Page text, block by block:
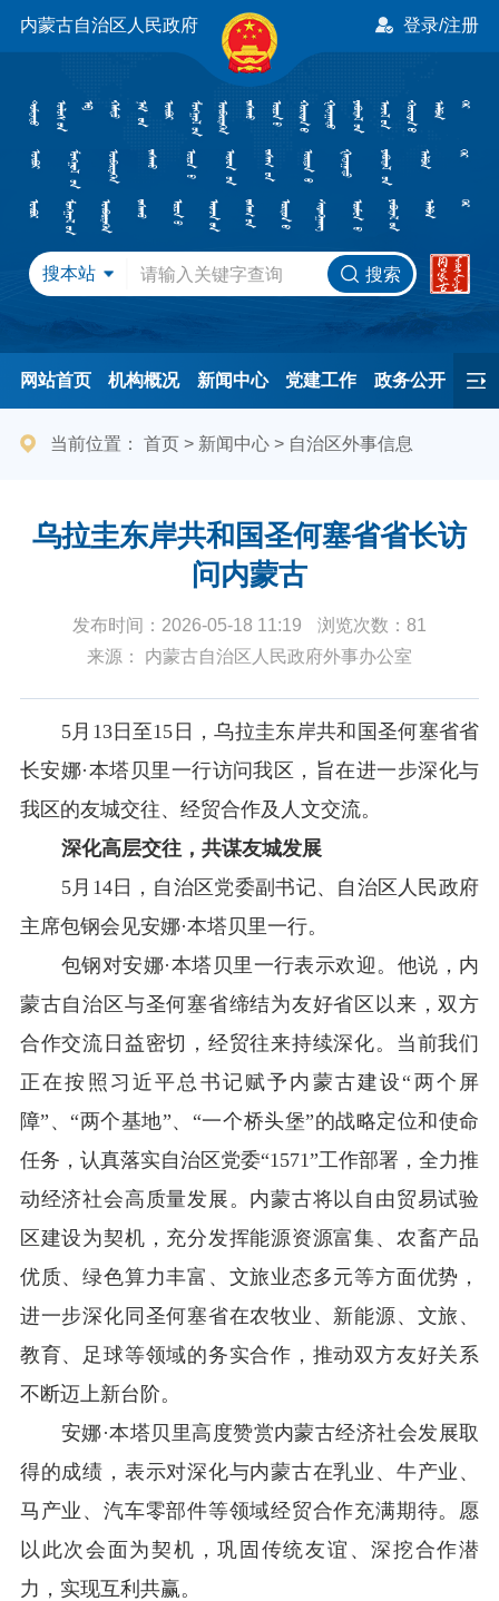
内蒙古自治区人民政府 登录/注册
搜本站 搜索
网站首页 机构概况 新闻中心 党建工作 政务公开
办事服务 民间友好 港澳事务 互动交流 专题专栏
当前位置： 首页> 新闻中心> 自治区外事信息
乌拉圭东岸共和国圣何塞省省长访
问内蒙古
发布时间：2026-05-18 11:19
浏览次数：81
来源： 内蒙古自治区人民政府外事办公室
5月 13日至15 日，乌拉圭东岸共和国圣何塞省省
长安娜·本塔贝里一行访问我区 ，旨在进一步深化与
我区的友城交往、经贸合作及人文交流。
深化高层交往，共谋友城发展
5月 14日，自治区党委副书记、自治区人民政府
主席包钢会见安娜·本塔贝里一行。
包钢对安娜·本塔贝里一行表示欢迎。他说， 内
蒙古自治区与圣何塞省缔结为友好省区以来，双方
合作交流日益密切，经贸往来持续深化。 当前我们
正在按照习近平总书记赋予内蒙古建设 “两个屏
障”、“两个基地”、“一个桥头堡”的战略定位和使命
任务，认真落实自治区党委“1571”工作部署，全力推
动经济社会高质量发展。内蒙古将以自由贸易试验
区建设为契机，充分发挥能源资源富集、农畜产品
优质、绿色算力丰富、文旅业态多元等方面优势，
进一步深化同圣何塞省在农牧业、新能源、文旅、
教育、足球等领域的务实合作，推动双方友好关系
不断迈上新台阶。
安娜·本塔贝里高度赞赏内蒙古经济社会发展取
得的成绩，表示对深化与内蒙古在乳业、牛产业、
马产业、汽车零部件等领域经贸合作充满期待。愿
以此次会面为契机，巩固传统友谊、深挖合作潜
力，实现互利共赢。